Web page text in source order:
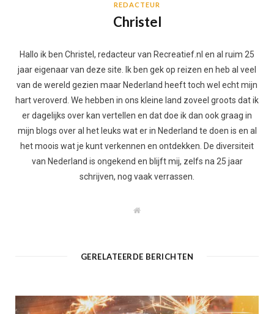
REDACTEUR
Christel
Hallo ik ben Christel, redacteur van Recreatief.nl en al ruim 25
jaar eigenaar van deze site. Ik ben gek op reizen en heb al veel
van de wereld gezien maar Nederland heeft toch wel echt mijn
hart veroverd. We hebben in ons kleine land zoveel groots dat ik
er dagelijks over kan vertellen en dat doe ik dan ook graag in
mijn blogs over al het leuks wat er in Nederland te doen is en al
het moois wat je kunt verkennen en ontdekken. De diversiteit
van Nederland is ongekend en blijft mij, zelfs na 25 jaar
schrijven, nog vaak verrassen.
W
e
GERELATEERDE BERICHTEN